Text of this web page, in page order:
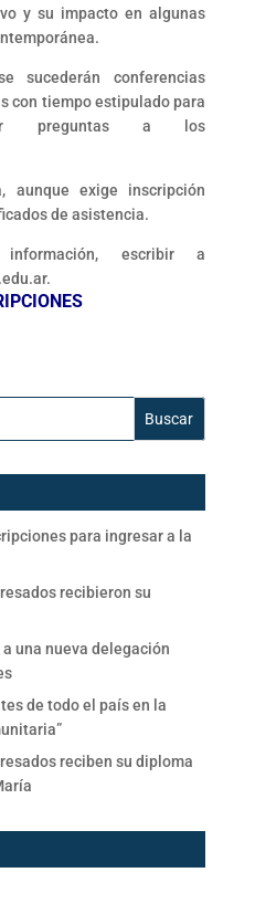
y su impacto en algunas
sucederán conferencias
con tiempo estipulado para
preguntas a los
aunque exige inscripción
de asistencia.
escribir a
para ingresar a la
recibieron su
una nueva delegación
de todo el país en la
reciben su diploma